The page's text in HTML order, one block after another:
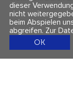
Kontakt &
Newsletter
Impressum &
AGBs
dieser
nicht
beim Abspielen
abgreifen. Zur
OK